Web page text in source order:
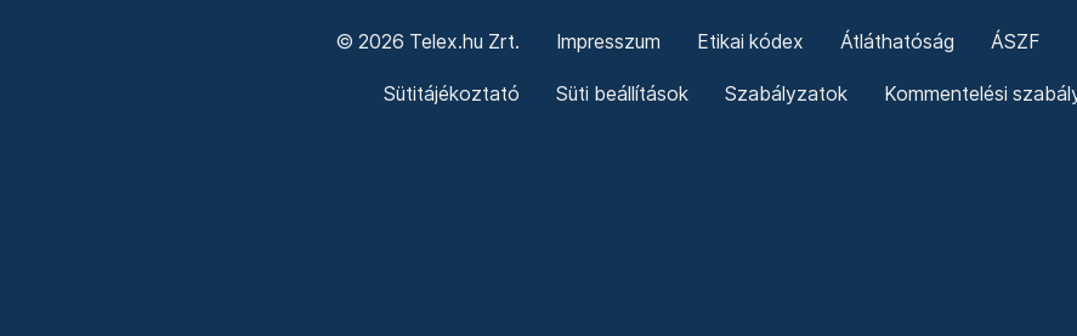
© 2026 Telex.hu Zrt. Impresszum Etikai kódex Átláthatóság ÁSZF
Sütitájékoztató Süti beállítások Szabályzatok Kommentelési